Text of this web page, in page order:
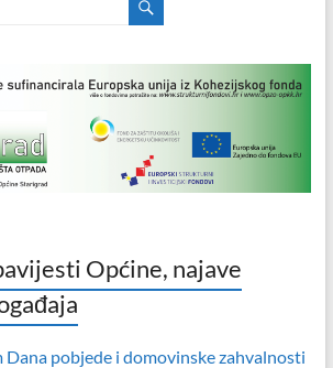
Općine, najave
pobjede i domovinske zahvalnosti